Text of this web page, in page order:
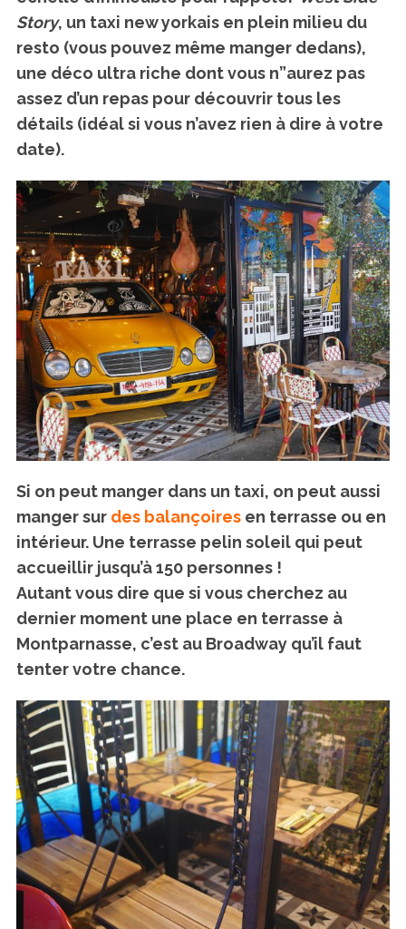
Story, un taxi new yorkais en plein milieu du
resto (vous pouvez même manger dedans),
une déco ultra riche dont vous n”aurez pas
assez d’un repas pour découvrir tous les
détails (idéal si vous n’avez rien à dire à votre
date).
Si on peut manger dans un taxi, on peut aussi
manger surdes balançoiresen terrasse ou en
intérieur. Une terrasse pelin soleil qui peut
accueillir jusqu’à 150 personnes !
Autant vous dire que si vous cherchez au
dernier moment une place en terrasse à
Montparnasse, c’est au Broadway qu’il faut
tenter votre chance.